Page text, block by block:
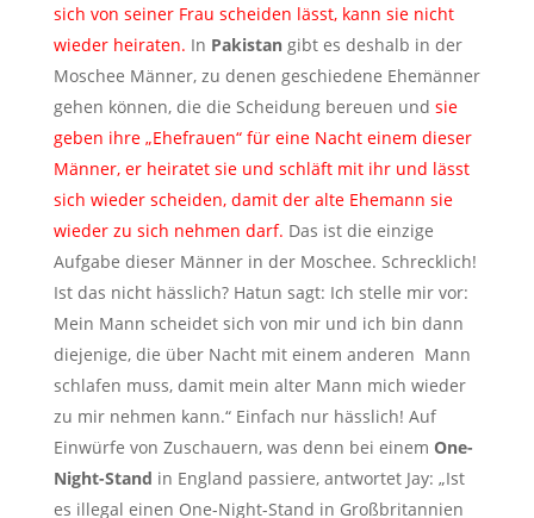
sich von seiner Frau scheiden lässt, kann sie nicht
wieder heiraten. In Pakistangibt es deshalb in der
Moschee Männer, zu denen geschiedene Ehemänner
gehen können, die die Scheidung bereuen und sie
geben ihre „Ehefrauen“ für eine Nacht einem dieser
Männer, er heiratet sie und schläft mit ihr und lässt
sich wieder scheiden, damit der alte Ehemann sie
wieder zu sich nehmen darf. Das ist die einzige
Aufgabe dieser Männer in der Moschee. Schrecklich!
Ist das nicht hässlich? Hatun sagt: Ich stelle mir vor:
Mein Mann scheidet sich von mir und ich bin dann
diejenige, die über Nacht mit einem anderen Mann
schlafen muss, damit mein alter Mann mich wieder
zu mir nehmen kann.“ Einfach nur hässlich! Auf
Einwürfe von Zuschauern, was denn bei einem One-
Night-Stand in England passiere, antwortet Jay: „Ist
es illegal einen One-Night-Stand in Großbritannien